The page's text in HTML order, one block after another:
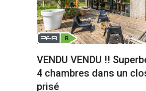
VENDU VENDU !!
4 chambres dans un
prisé